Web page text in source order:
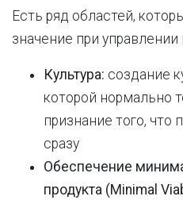
Есть ряд областей,
значение при
Культура: создание
которой нормально
признание того, что
сразу
Обеспечение
продукта (Minimal